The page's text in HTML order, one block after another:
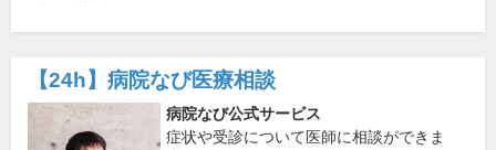
【24h】 病院なび医療相談
病院なび公式サービス
症状や受診について医師に相談ができま